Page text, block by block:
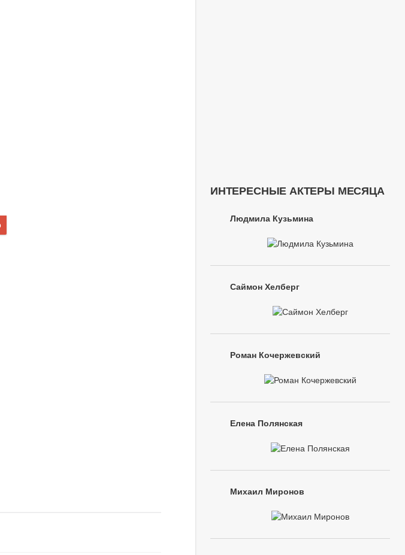
ИНТЕРЕСНЫЕ АКТЕРЫ МЕСЯЦА
Людмила Кузьмина
Саймон Хелберг
Роман Кочержевский
Елена Полянская
Михаил Миронов